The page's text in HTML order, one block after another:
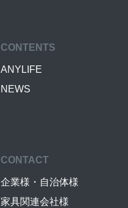
CONTENTS
ANYLIFE
NEWS
CONTACT
企業様・自治体様
家具関連会社様